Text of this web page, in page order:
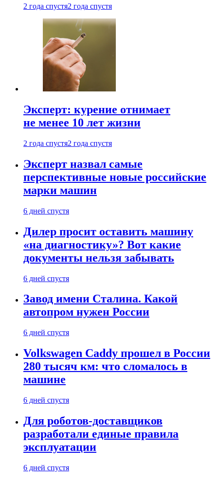
2 года спустя2 года спустя
Эксперт: курение отнимает
не менее 10 лет жизни
2 года спустя2 года спустя
Эксперт назвал самые
перспективные новые российские
марки машин
6 дней спустя
Дилер просит оставить машину
«на диагностику»? Вот какие
документы нельзя забывать
6 дней спустя
Завод имени Сталина. Какой
автопром нужен России
6 дней спустя
Volkswagen Caddy прошел в России
280 тысяч км: что сломалось в
машине
6 дней спустя
Для роботов-доставщиков
разработали единые правила
эксплуатации
6 дней спустя